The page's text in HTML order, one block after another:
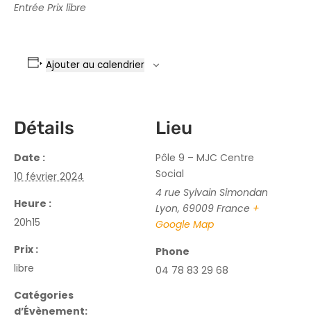
Entrée Prix libre
Ajouter au calendrier
Détails
Date :
10 février 2024
Heure :
20h15
Prix :
libre
Catégories
d’Évènement:
Lieu
Pôle 9 – MJC Centre
Social
4 rue Sylvain Simondan
Lyon, 69009 France +
Google Map
Phone
04 78 83 29 68